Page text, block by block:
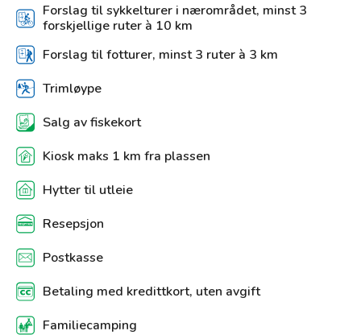
Forslag til sykkelturer i nærområdet, minst 3
forskjellige ruter à 10 km
Forslag til fotturer, minst 3 ruter à 3 km
Trimløype
Salg av fiskekort
Kiosk maks 1 km fra plassen
Hytter til utleie
Resepsjon
Postkasse
Betaling med kredittkort, uten avgift
Familiecamping